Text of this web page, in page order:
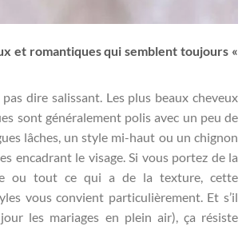
et romantiques qui semblent toujours «
dire salissant. Les plus beaux cheveux
sont généralement polis avec un peu de
lâches, un style mi-haut ou un chignon
encadrant le visage. Si vous portez de la
ou tout ce qui a de la texture, cette
vous convient particulièrement. Et s’il
les mariages en plein air), ça résiste